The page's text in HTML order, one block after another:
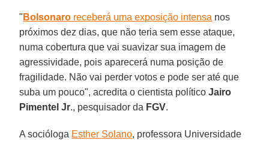
" Bolsonaro receberá uma exposição intensa nos
próximos dez dias, que não teria sem esse ataque,
numa cobertura que vai suavizar sua imagem de
agressividade, pois aparecerá numa posição de
fragilidade. Não vai perder votos e pode ser até que
suba um pouco", acredita o cientista políticoJairo
Pimentel Jr., pesquisador da FGV.
A socióloga Esther Solano, professora Universidade